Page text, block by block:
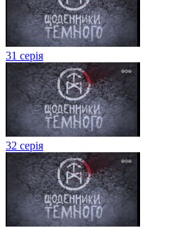
31 серія
32 серія